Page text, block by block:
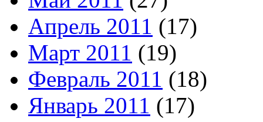
Апрель 2011 (17)
Март 2011 (19)
Февраль 2011 (18)
Январь 2011 (17)